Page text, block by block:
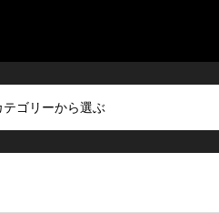
テゴリーから選ぶ